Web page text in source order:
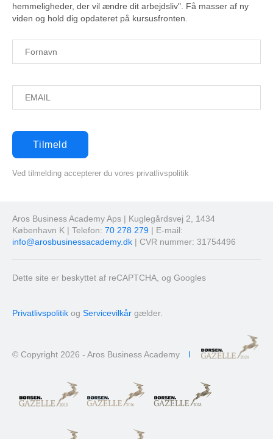
hemmeligheder, der vil ændre dit arbejdsliv". Få masser af ny
viden og hold dig opdateret på kursusfronten.
Ved tilmelding accepterer du vores privatlivspolitik
Aros Business Academy Aps | Kuglegårdsvej 2, 1434
København K | Telefon: 70 278 279 | E-mail:
info@arosbusinessacademy.dk | CVR nummer: 31754496
Dette site er beskyttet af reCAPTCHA, og Googles
Privatlivspolitik og Servicevilkår gælder.
© Copyright 2026 - Aros Business Academy I